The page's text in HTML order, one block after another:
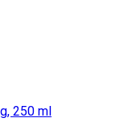
250 ml